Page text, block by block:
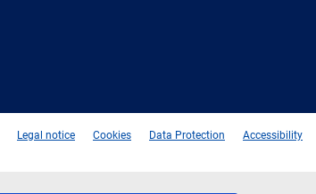
Legal notice Cookies Data Protection Accessibility